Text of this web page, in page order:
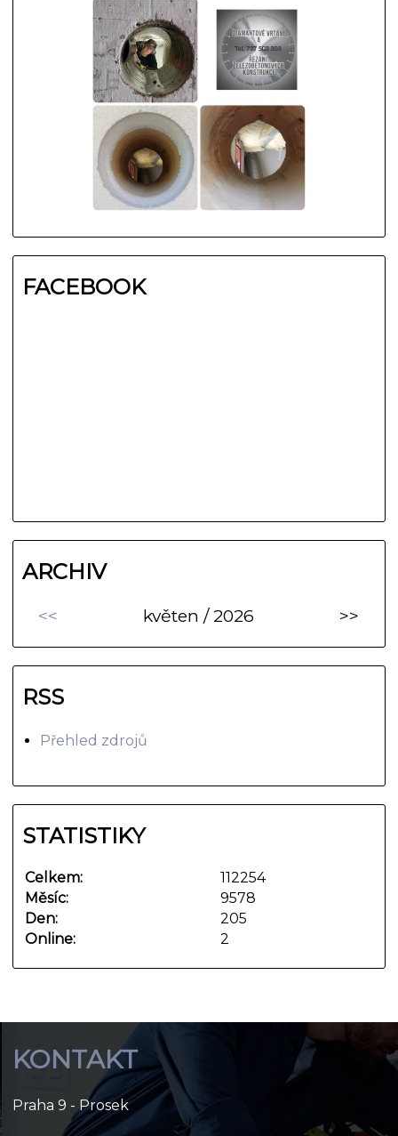
FACEBOOK
ARCHIV
<< květen / 2026 >>
RSS
Přehled zdrojů
STATISTIKY
Online: 2
Celkem:
112254
Měsíc:
9578
Den:
205
KONTAKT
Praha 9 - Prosek